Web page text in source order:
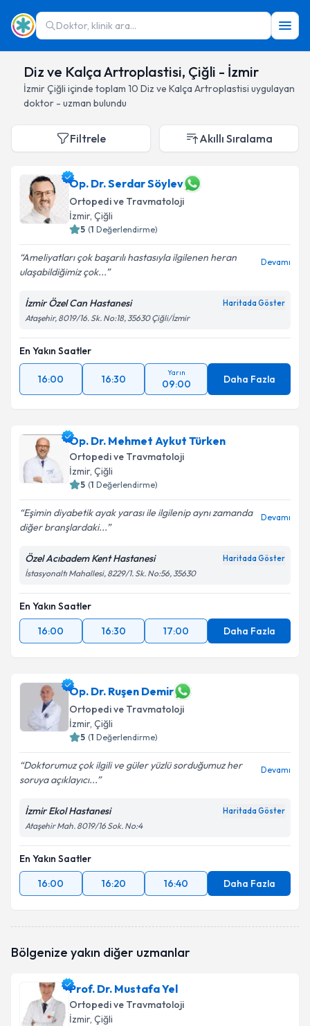
Doktor, klinik ara...
Diz ve Kalça Artroplastisi, Çiğli - İzmir
İzmirÇiğli içinde toplam 10 Diz ve Kalça Artroplastisi uygulayan
doktor - uzman bulundu
Filtrele Akıllı Sıralama
Op. Dr. Serdar Söylev
Ortopedi ve Travmatoloji
İzmir, Çiğli
5 (1 Değerlendirme)
Ameliyatları çok başarılı hastasıyla ilgilenen heran
ulaşabildiğimiz çok...
Devamı
İzmir Özel Can Hastanesi Haritada Göster
Ataşehir, 8019/16. Sk. No:18, 35630 Çiğli/İzmir
En Yakın Saatler
16:00 16:30
Yarın
09:00 Daha Fazla
Op. Dr. Mehmet Aykut Türken
Ortopedi ve Travmatoloji
İzmir, Çiğli
5 (1 Değerlendirme)
Eşimin diyabetik ayak yarası ile ilgilenip aynı zamanda
diğer branşlardaki...
Devamı
Özel Acıbadem Kent Hastanesi Haritada Göster
İstasyonaltı Mahallesi, 8229/1. Sk. No:56, 35630
En Yakın Saatler
16:00
16:30 17:00 Daha Fazla
Op. Dr. Ruşen Demir
Ortopedi ve Travmatoloji
İzmir, Çiğli
5 (1 Değerlendirme)
Doktorumuz çok ilgili ve güler yüzlü sorduğumuz her
soruya açıklayıcı...
Devamı
İzmir Ekol Hastanesi Haritada Göster
Ataşehir Mah. 8019/16 Sok. No:4
En Yakın Saatler
16:00
16:20 16:40 Daha Fazla
Bölgenize yakın diğer uzmanlar
Prof. Dr. Mustafa Yel
Ortopedi ve Travmatoloji
İzmir, Çiğli